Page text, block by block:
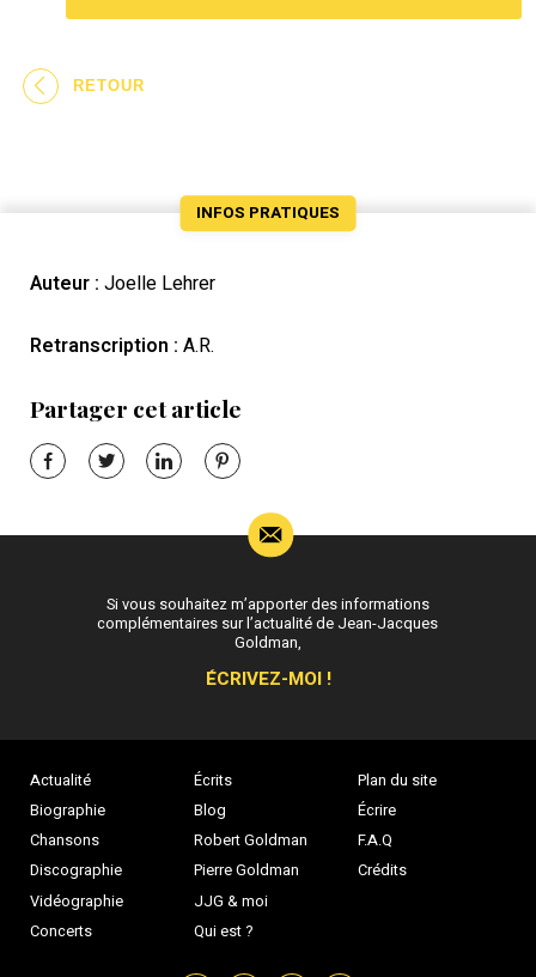
RETOUR
INFOS PRATIQUES
Auteur : Joelle Lehrer
Retranscription : A.R.
Partager cet article
Actualité
Biographie
Chansons
Discographie
Vidéographie
Concerts
Écrits
Blog
Robert Goldman
Pierre Goldman
JJG & moi
Qui est ?
Plan du site
Écrire
F.A.Q
Crédits
Si vous souhaitez m’apporter des informations
complémentaires sur l’actualité de Jean-Jacques
Goldman,
ÉCRIVEZ-MOI !